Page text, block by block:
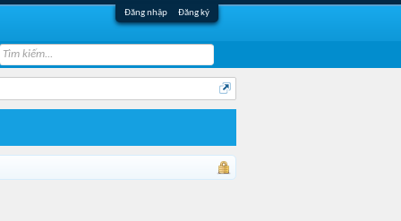
Đăng nhập Đăng ký